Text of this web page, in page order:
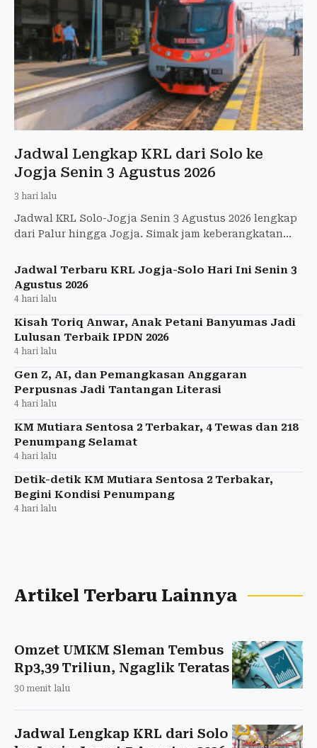
Jadwal Lengkap KRL dari Solo ke
Jogja Senin 3 Agustus 2026
3 hari lalu
Jadwal KRL Solo-Jogja Senin 3 Agustus 2026 lengkap
dari Palur hingga Jogja. Simak jam keberangkatan
Jadwal Terbaru KRL Jogja-Solo Hari Ini Senin 3
Agustus 2026
4 hari lalu
Kisah Toriq Anwar, Anak Petani Banyumas Jadi
Lulusan Terbaik IPDN 2026
4 hari lalu
Gen Z, AI, dan Pemangkasan Anggaran
Perpusnas Jadi Tantangan Literasi
4 hari lalu
KM Mutiara Sentosa 2 Terbakar, 4 Tewas dan 218
Penumpang Selamat
4 hari lalu
Detik-detik KM Mutiara Sentosa 2 Terbakar,
Begini Kondisi Penumpang
4 hari lalu
Artikel Terbaru Lainnya
Omzet UMKM Sleman Tembus
Rp3,39 Triliun, Ngaglik Teratas
30 menit lalu
Jadwal Lengkap KRL dari Solo